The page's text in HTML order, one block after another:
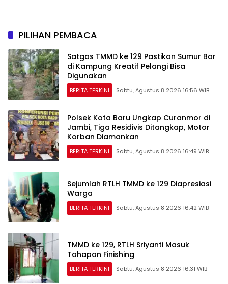
PILIHAN PEMBACA
Satgas TMMD ke 129 Pastikan Sumur Bor
di Kampung Kreatif Pelangi Bisa
Digunakan
BERITA TERKINI Sabtu, Agustus 8 2026 16:56 WIB
Polsek Kota Baru Ungkap Curanmor di
Jambi, Tiga Residivis Ditangkap, Motor
Korban Diamankan
BERITA TERKINI Sabtu, Agustus 8 2026 16:49 WIB
Sejumlah RTLH TMMD ke 129 Diapresiasi
Warga
BERITA TERKINI Sabtu, Agustus 8 2026 16:42 WIB
TMMD ke 129, RTLH Sriyanti Masuk
Tahapan Finishing
BERITA TERKINI Sabtu, Agustus 8 2026 16:31 WIB